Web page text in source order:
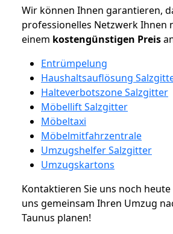
Wir können Ihnen garantieren,
professionelles Netzwerk Ihnen
einem kostengünstigen Preis
Entrümpelung
Haushaltsauflösung
Halteverbotszone Salzgitter
Möbellift Salzgitter
Möbeltaxi
Möbelmitfahrzentrale
Umzugshelfer Salzgitter
Umzugskartons
Kontaktieren Sie uns noch heute
uns gemeinsam Ihren Umzug
Taunus planen!